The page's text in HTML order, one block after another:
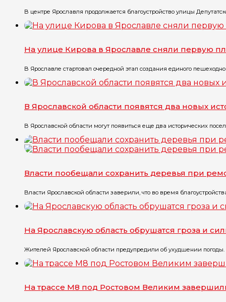
В центре Ярославля продолжается благоустройство улицы
На улице Кирова в Ярославле сняли первую
В Ярославле стартовал очередной этап создания единого
В Ярославской области появятся два новых
В Ярославской области могут появиться еще два исторических
Власти пообещали сохранить деревья при
Власти Ярославской области заверили, что во время
На Ярославскую область обрушатся гроза и
Жителей Ярославской области предупредили об ухудшении
На трассе М8 под Ростовом Великим